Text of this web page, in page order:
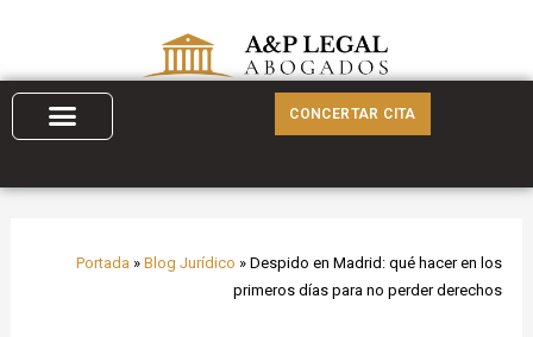
contenido
CONCERTAR CITA
Portada » Blog Jurídico » Despido en Madrid: qué hacer en los
primeros días para no perder derechos